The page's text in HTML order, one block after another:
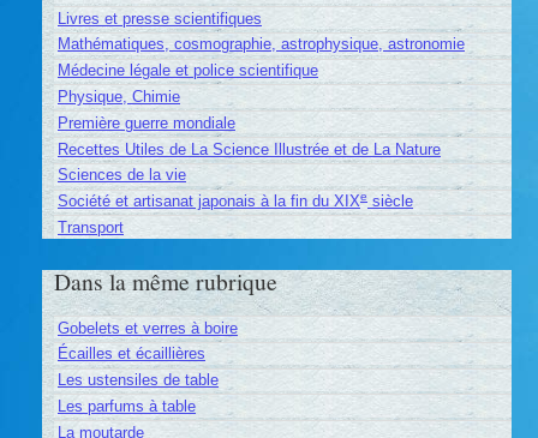
Livres et presse scientifiques
Mathématiques, cosmographie, astrophysique, astronomie
Médecine légale et police scientifique
Physique, Chimie
Première guerre mondiale
Recettes Utiles de La Science Illustrée et de La Nature
Sciences de la vie
Société et artisanat japonais à la fin du XIXesiècle
Transport
Dans la même rubrique
Gobelets et verres à boire
Écailles et écaillières
Les ustensiles de table
Les parfums à table
La moutarde